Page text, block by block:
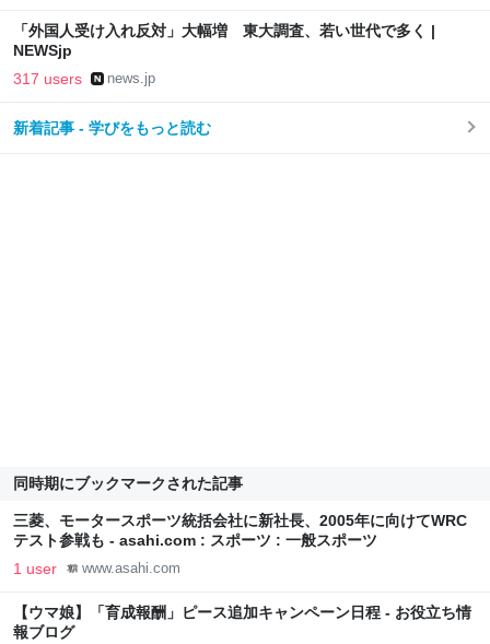
「外国人受け入れ反対」大幅増 東大調査、若い世代で多く |
NEWSjp
317 users news.jp
新着記事 - 学びをもっと読む
同時期にブックマークされた記事
三菱、モータースポーツ統括会社に新社長、2005年に向けてWRC
テスト参戦も - asahi.com : スポーツ : 一般スポーツ
1 user www.asahi.com
【ウマ娘】「育成報酬」ピース追加キャンペーン日程 - お役立ち情
報ブログ